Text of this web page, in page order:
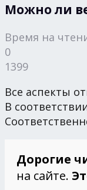
Можно ли
Время на
0
1399
Все аспекты
В
Дорогие
на сайте.